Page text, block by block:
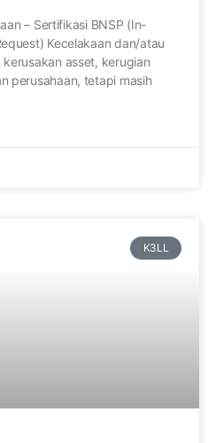
– Sertifikasi BNSP (In-
Kecelakaan dan/atau
asset, kerugian
perusahaan, tetapi masih
K3LL